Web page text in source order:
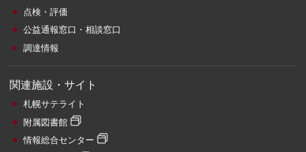
点検・評価
公益通報窓口・相談窓口
調達情報
関連施設・サイト
札幌サテライト
附属図書館
情報総合センター